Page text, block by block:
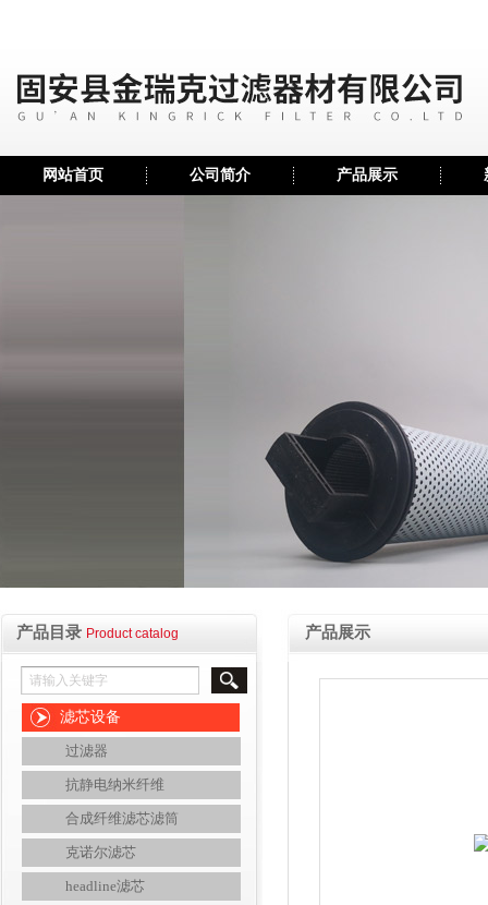
网站首页 公司简介 产品展示
产品目录 Product catalog
滤芯设备
过滤器
抗静电纳米纤维
合成纤维滤芯滤筒
克诺尔滤芯
headline滤芯
产品展示